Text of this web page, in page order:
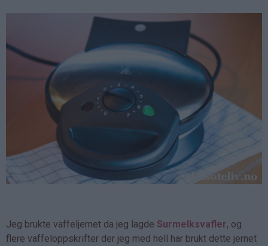
Jeg brukte vaffeljernet da jeg lagde Surmelksvafler, og
flere vaffeloppskrifter der jeg med hell har brukt dette jernet